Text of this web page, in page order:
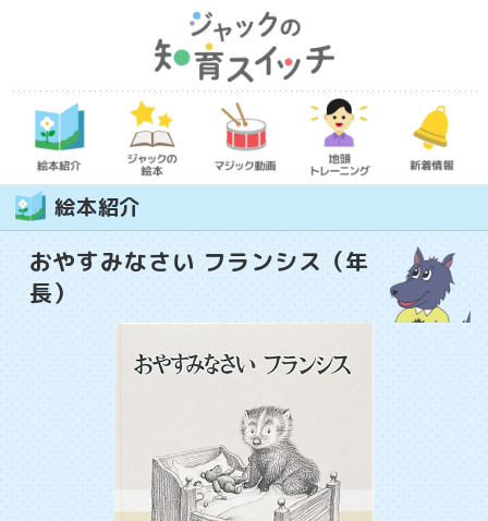
絵本紹介
おやすみなさい フランシス（年
長）